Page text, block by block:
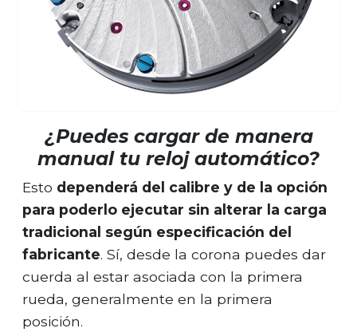
¿Puedes cargar de manera
manual tu reloj automático?
Esto dependerá del calibre y de la opción
para poderlo ejecutar sin alterar la carga
tradicional según especificación del
fabricante. Sí, desde la corona puedes dar
cuerda al estar asociada con la primera
rueda, generalmente en la primera
posición.